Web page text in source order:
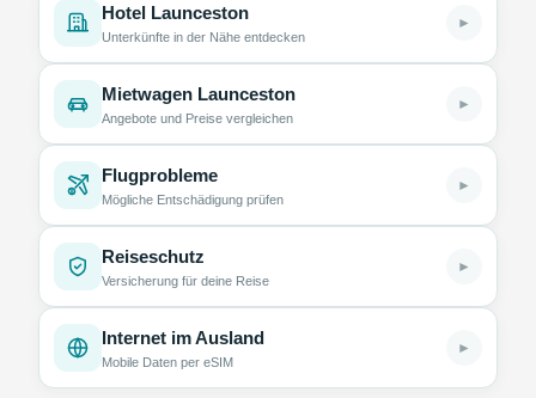
Hotel Launceston
Unterkünfte in der Nähe entdecken
►
Mietwagen Launceston
Angebote und Preise vergleichen
►
Flugprobleme
Mögliche Entschädigung prüfen
►
Reiseschutz
Versicherung für deine Reise
►
Internet im Ausland
Mobile Daten per eSIM
►